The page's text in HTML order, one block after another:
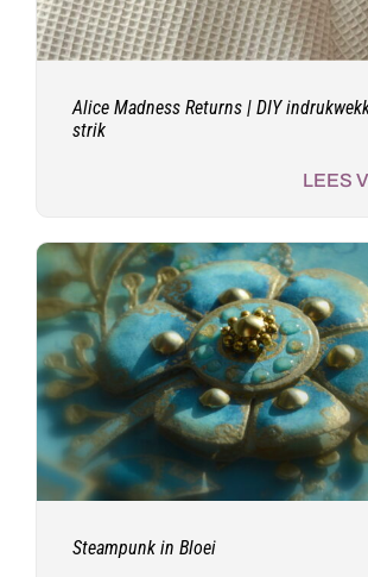
Alice Madness Returns | DIY
strik
LEES
Steampunk in Bloei